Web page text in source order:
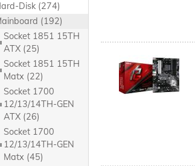
Disk (274)
(192)
Socket 1851 15TH
ATX (25)
Socket 1851 15TH
Matx (22)
Socket 1700
12/13/14TH-GEN
ATX (26)
Socket 1700
12/13/14TH-GEN
Matx (45)